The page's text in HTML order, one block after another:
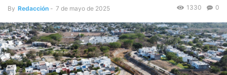
By Redacción - 7 de mayo de 2025 0
1330